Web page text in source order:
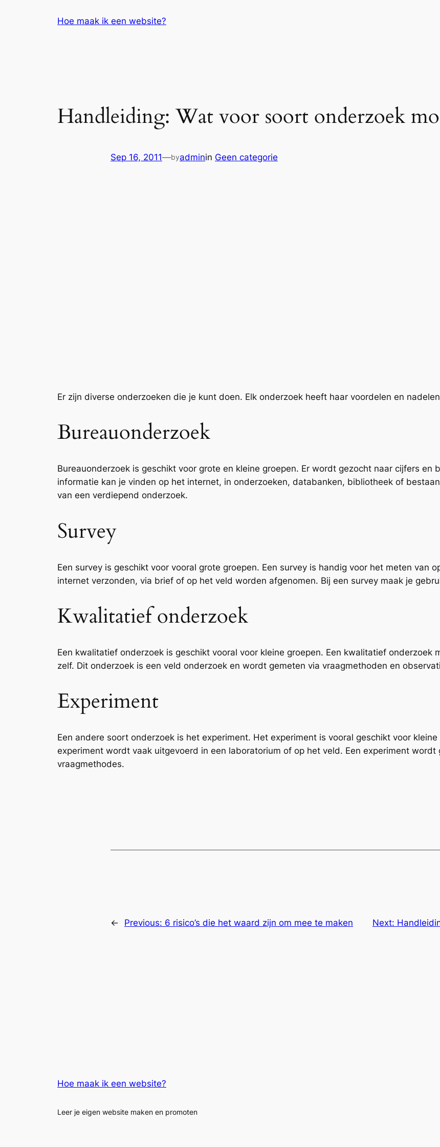
Hoe maak ik een website?
Handleiding: Wat voor soort onderzoek
Sep 16, 2011—byadminin Geen categorie
Er zijn diverse onderzoeken die je kunt doen. Elk onderzoek heeft haar voordelen en
Bureauonderzoek
Bureauonderzoek is geschikt voor grote en kleine groepen. Er wordt gezocht naar cijfers en
informatie kan je vinden op het internet, in onderzoeken, databanken, bibliotheek of
van een verdiepend onderzoek.
Survey
Een survey is geschikt voor vooral grote groepen. Een survey is handig voor het meten van
internet verzonden, via brief of op het veld worden afgenomen. Bij een survey maak je
Kwalitatief onderzoek
Een kwalitatief onderzoek is geschikt vooral voor kleine groepen. Een kwalitatief onderzoek
zelf. Dit onderzoek is een veld onderzoek en wordt gemeten via vraagmethoden en
Experiment
Een andere soort onderzoek is het experiment. Het experiment is vooral geschikt voor
experiment wordt vaak uitgevoerd in een laboratorium of op het veld. Een experiment
vraagmethodes.
← Previous: 6 risico’s die het waard zijn om mee te maken Next:
Hoe maak ik een website?
Leer je eigen website maken en promoten